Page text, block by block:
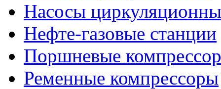
Насосы
Нефте-газовые станции
Поршневые
Ременные компрессоры